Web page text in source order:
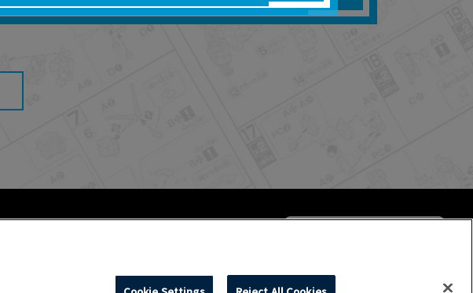
けない場合があります。
する障害を含みます。）等が生じたとし
ることがあります。また当社は、本